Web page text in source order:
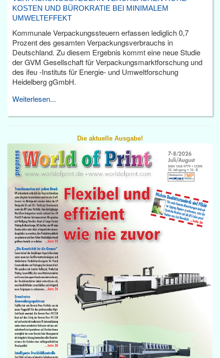
KOSTEN UND BÜROKRATIE BEI MINIMALEM
UMWELTEFFEKT
Kommunale Verpackungssteuern erfassen lediglich 0,7
Prozent des gesamten Verpackungsverbrauchs in
Deutschland. Zu diesem Ergebnis kommt eine neue Studie
der GVM Gesellschaft für Verpackungsmarktforschung und
des ifeu -Instituts für Energie- und Umweltforschung
Heidelberg gGmbH.
Weiterlesen...
Die aktuelle Ausgabe!